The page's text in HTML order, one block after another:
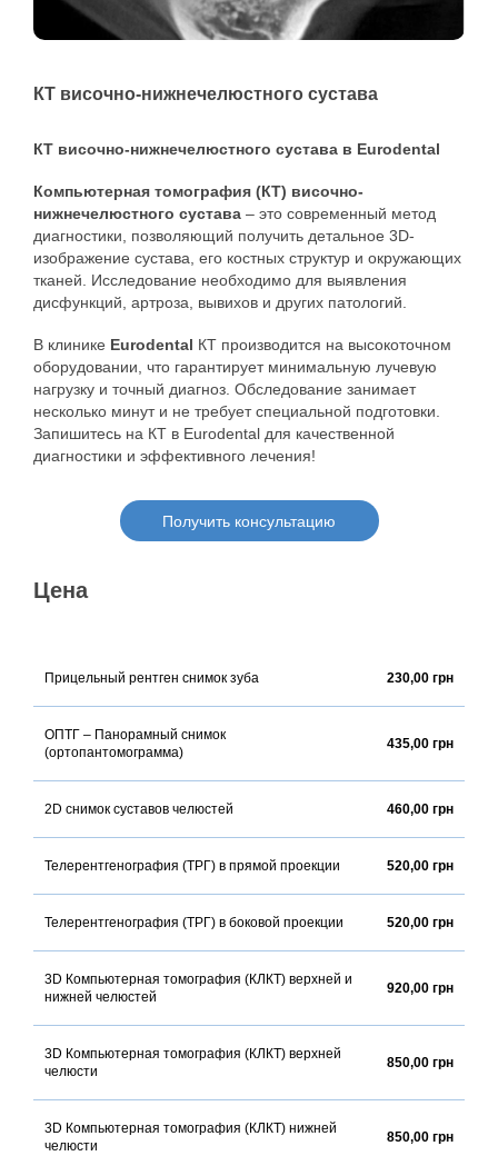
КТ височно-нижнечелюстного сустава
КТ височно-нижнечелюстного сустава в Eurodental
Компьютерная томография (КТ) височно-
нижнечелюстного сустава – это современный метод
диагностики, позволяющий получить детальное 3D-
изображение сустава, его костных структур и окружающих
тканей. Исследование необходимо для выявления
дисфункций, артроза, вывихов и других патологий.
В клинике Eurodental КТ производится на высокоточном
оборудовании, что гарантирует минимальную лучевую
нагрузку и точный диагноз. Обследование занимает
несколько минут и не требует специальной подготовки.
Запишитесь на КТ в Eurodental для качественной
диагностики и эффективного лечения!
Получить консультацию
Цена
Прицельный рентген снимок зуба 230,00 грн
ОПТГ – Панорамный снимок
(ортопантомограмма)
435,00 грн
2D снимок суставов челюстей 460,00 грн
Телерентгенография (ТРГ) в прямой проекции 520,00 грн
Телерентгенография (ТРГ) в боковой проекции 520,00 грн
3D Компьютерная томография (КЛКТ) верхней и
нижней челюстей
920,00 грн
3D Компьютерная томография (КЛКТ) верхней
челюсти
850,00 грн
3D Компьютерная томография (КЛКТ) нижней
челюсти
850,00 грн